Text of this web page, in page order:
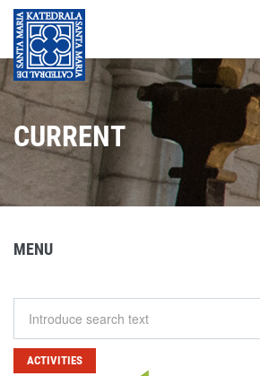
CURRENT
MENU
ACTIVITIES